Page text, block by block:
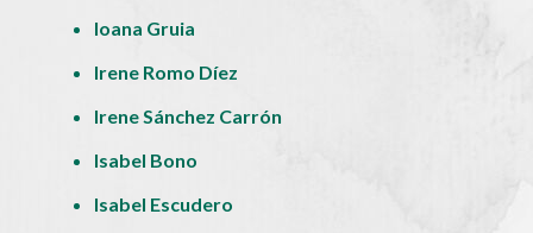
Ioana Gruia
Irene Romo Díez
Irene Sánchez Carrón
Isabel Bono
Isabel Escudero